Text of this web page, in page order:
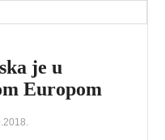
je u
Europom